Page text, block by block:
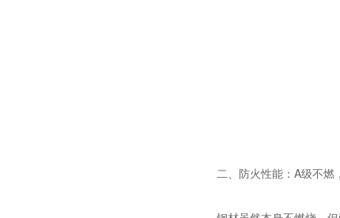
二、防火性能：A级不燃